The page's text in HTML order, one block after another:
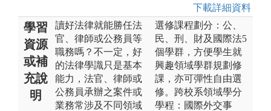
下載詳細資料
學習
資源
或補
充說
明
讀好法律就能勝任法
官、律師或公務員等
職務嗎？不一定，好
的法律學識只是基本
能力，法官、律師或
公務員承辦之案件或
業務常涉及不同領域
選修課程劃分：公、
民、刑、財及國際法5
個學群，方便學生就
興趣領域學群規劃修
課，亦可彈性自由選
修。跨校系領域學分
學程：國際外交事